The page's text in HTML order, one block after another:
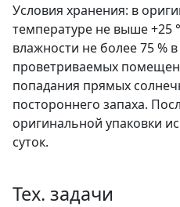
Условия хранения: в
температуре не выше +25
влажности не более 75 %
проветриваемых
попадания прямых
постороннего запаха.
оригинальной упаковки
суток.
Тех. задачи